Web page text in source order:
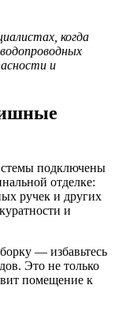
когда
и
подключены
отделке:
ручек и других
и
— избавьтесь
Это не только
помещение к